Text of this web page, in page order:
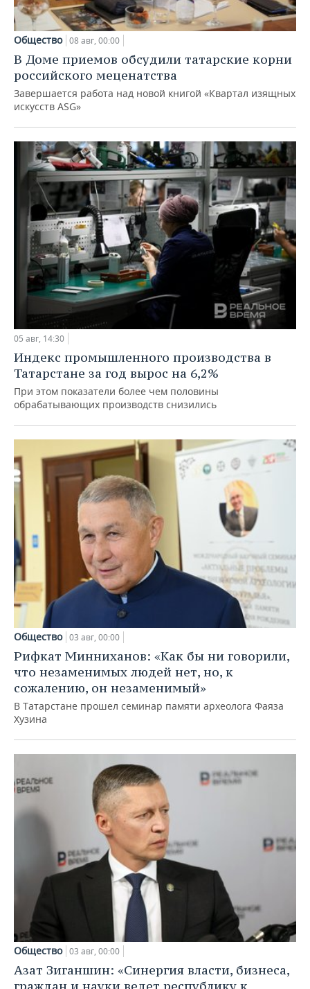
Общество 08 авг, 00:00
В Доме приемов обсудили татарские корни
российского меценатства
Завершается работа над новой книгой «Квартал изящных
искусств ASG»
05 авг, 14:30
Индекс промышленного производства в
Татарстане за год вырос на 6,2%
При этом показатели более чем половины
обрабатывающих производств снизились
Общество 03 авг, 00:00
Рифкат Минниханов: «Как бы ни говорили,
что незаменимых людей нет, но, к
сожалению, он незаменимый»
В Татарстане прошел семинар памяти археолога Фаяза
Хузина
Общество 03 авг, 00:00
Азат Зиганшин: «Синергия власти, бизнеса,